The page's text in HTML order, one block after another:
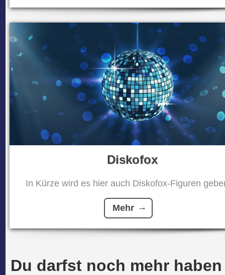
Diskofox
In Kürze wird es hier auch Diskofox-Figuren
Mehr
Du darfst noch mehr haben